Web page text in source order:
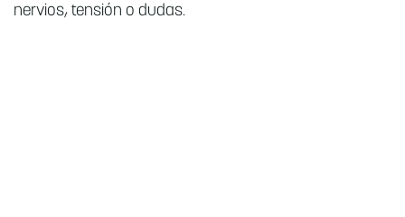
nervios, tensión o dudas.